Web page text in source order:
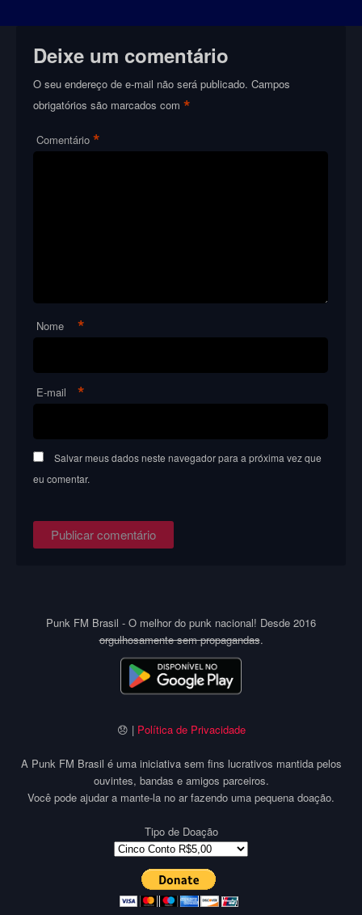
Deixe um comentário
O seu endereço de e-mail não será publicado. Campos
obrigatórios são marcados com*
Comentário *
Nome *
E-mail *
Salvar meus dados neste navegador para a próxima vez que
eu comentar.
Punk FM Brasil - O melhor do punk nacional! Desde 2016
orgulhosamente sem propagandas.
😞 | Política de Privacidade
A Punk FM Brasil é uma iniciativa sem fins lucrativos mantida pelos
ouvintes, bandas e amigos parceiros.
Você pode ajudar a mante-la no ar fazendo uma pequena doação.
Tipo de Doação